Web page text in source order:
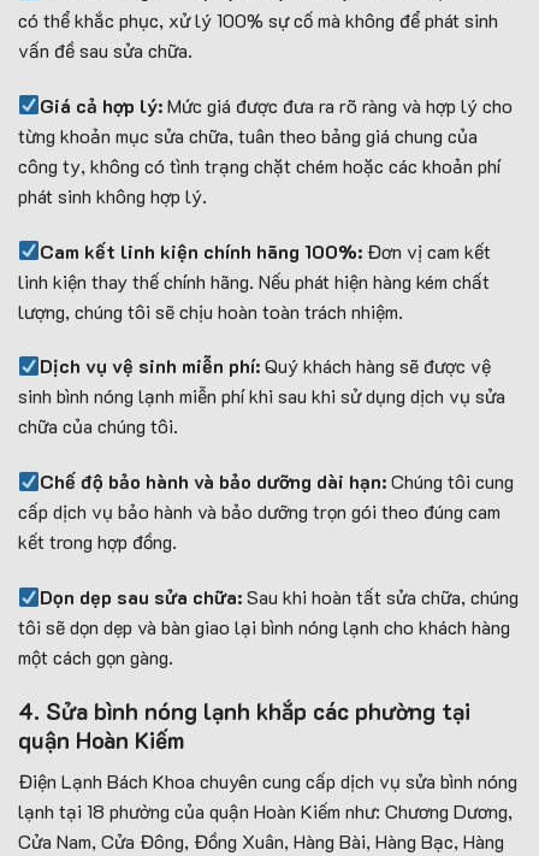
có thể khắc phục, xử lý 100% sự cố mà không để phát sinh
vấn đề sau sửa chữa.
Giá cả hợp lý:Mức giá được đưa ra rõ ràng và hợp lý cho
từng khoản mục sửa chữa, tuân theo bảng giá chung của
công ty, không có tình trạng chặt chém hoặc các khoản phí
phát sinh không hợp lý.
Cam kết linh kiện chính hãng 100%: Đơn vị cam kết
linh kiện thay thế chính hãng. Nếu phát hiện hàng kém chất
lượng, chúng tôi sẽ chịu hoàn toàn trách nhiệm.
Dịch vụ vệ sinh miễn phí:Quý khách hàng sẽ được vệ
sinh bình nóng lạnh miễn phí khi sau khi sử dụng dịch vụ sửa
chữa của chúng tôi.
Chế độ bảo hành và bảo dưỡng dài hạn:Chúng tôi cung
cấp dịch vụ bảo hành và bảo dưỡng trọn gói theo đúng cam
kết trong hợp đồng.
Dọn dẹp sau sửa chữa:Sau khi hoàn tất sửa chữa, chúng
tôi sẽ dọn dẹp và bàn giao lại bình nóng lạnh cho khách hàng
một cách gọn gàng.
4. Sửa bình nóng lạnh khắp các phường tại
quận Hoàn Kiếm
Điện Lạnh Bách Khoa chuyên cung cấp dịch vụ sửa bình nóng
lạnh tại 18 phường của quận Hoàn Kiếm như: Chương Dương,
Cửa Nam, Cửa Đông, Đồng Xuân, Hàng Bài, Hàng Bạc, Hàng